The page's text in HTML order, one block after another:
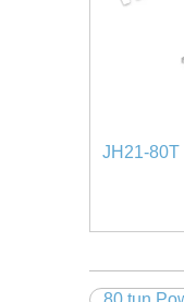
JH21-80T